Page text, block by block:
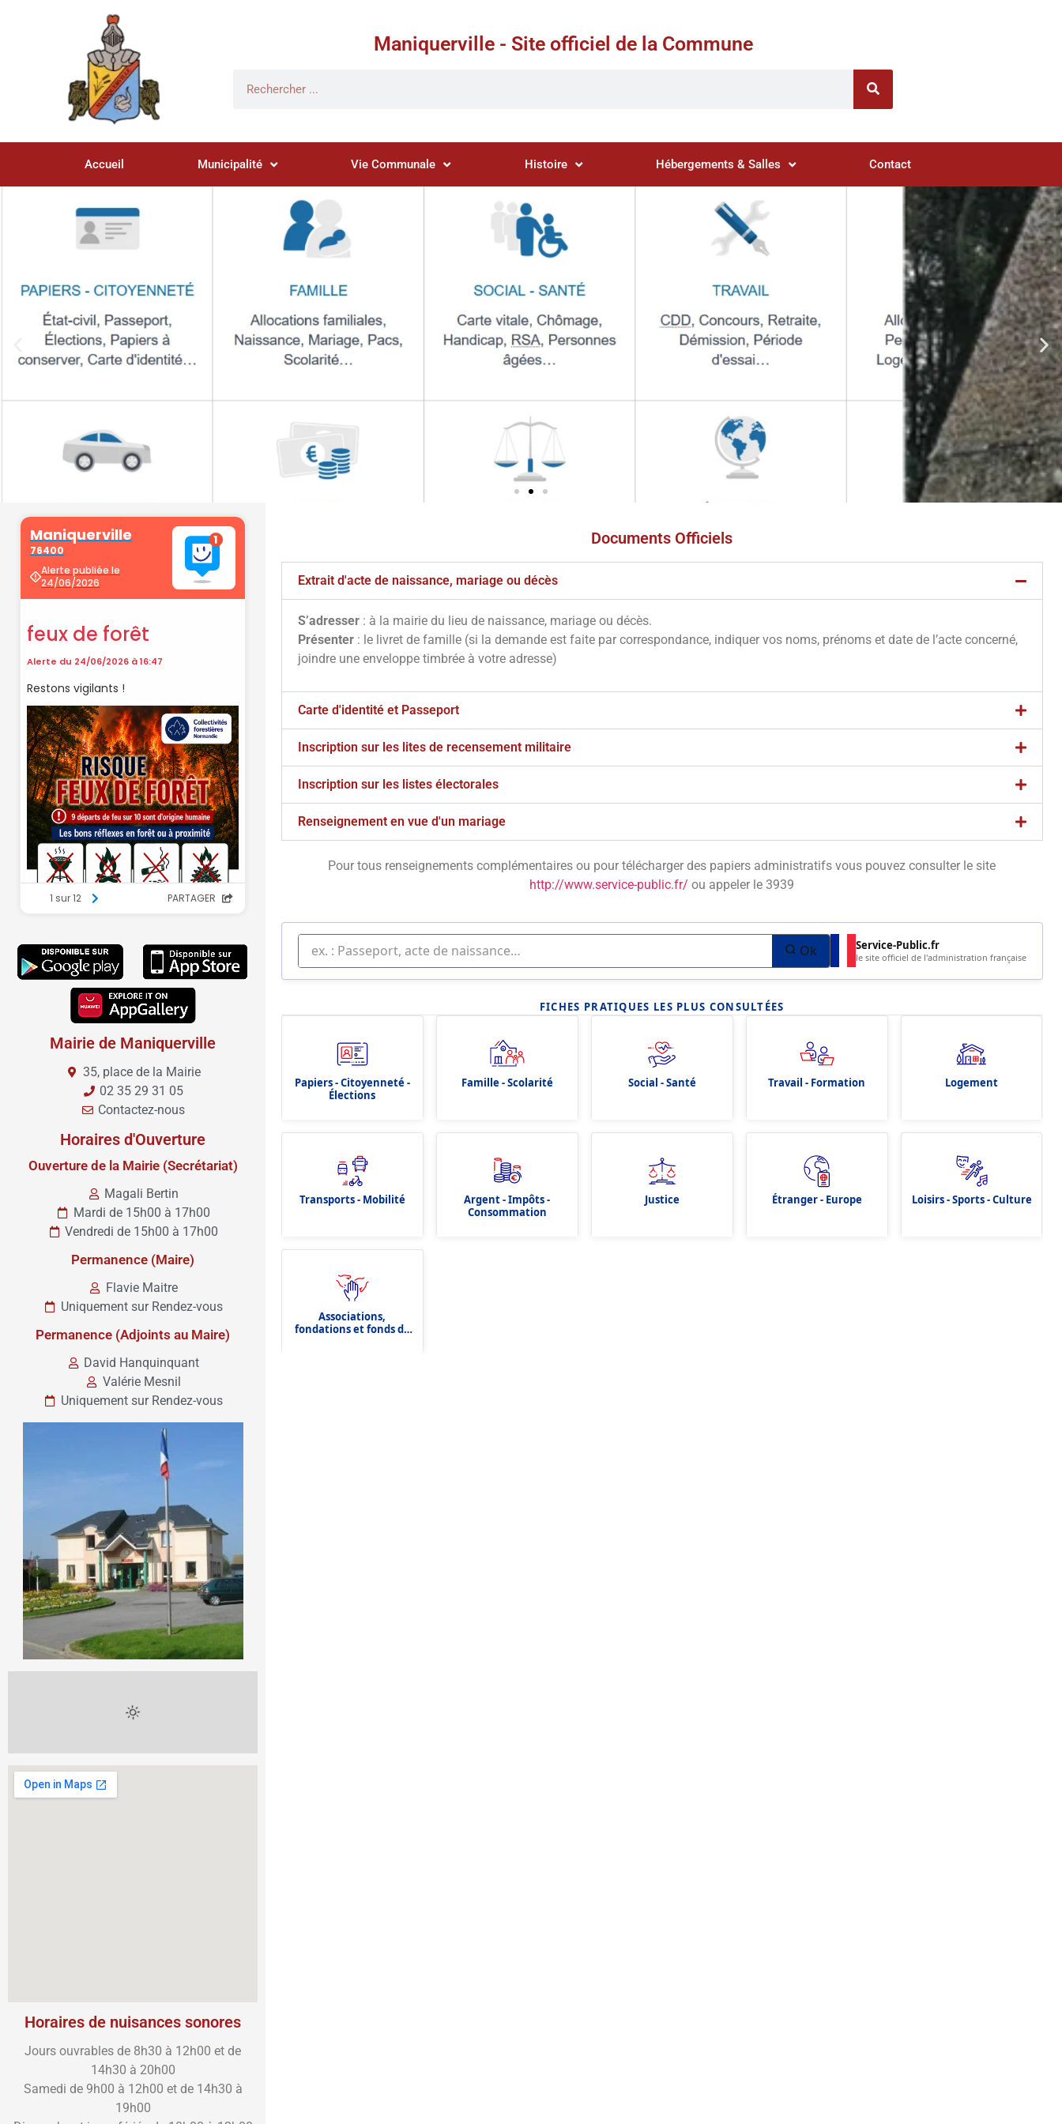
Maniquerville - Site officiel de la Commune
Accueil Municipalité Vie Communale Histoire Hébergements & Salles Contact
Démarches
administratives
Faîtes vos démarches en ligne sur notre site en
cliquant sur le bouton ci-dessous
Mairie de Maniquerville
35, place de la Mairie
02 35 29 31 05
Contactez-nous
Horaires d'Ouverture
Ouverture de la Mairie (Secrétariat)
Magali Bertin
Mardi de 15h00 à 17h00
Vendredi de 15h00 à 17h00
Permanence (Maire)
Flavie Maitre
Uniquement sur Rendez-vous
Permanence (Adjoints au Maire)
David Hanquinquant
Valérie Mesnil
Uniquement sur Rendez-vous
Horaires de nuisances sonores
Jours ouvrables de 8h30 à 12h00 et de
14h30 à 20h00
Samedi de 9h00 à 12h00 et de 14h30 à
19h00
Documents Officiels
Extrait d'acte de naissance, mariage ou décès
S’adresser : à la mairie du lieu de naissance, mariage ou décès.
Présenter : le livret de famille (si la demande est faite par correspondance, indiquer vos noms, prénoms et date de l’acte concerné,
joindre une enveloppe timbrée à votre adresse)
Carte d'identité et Passeport
Inscription sur les lites de recensement militaire
Inscription sur les listes électorales
Renseignement en vue d'un mariage
Pour tous renseignements complémentaires ou pour télécharger des papiers administratifs vous pouvez consulter le site
http://www.service-public.fr/ ou appeler le 3939
Ok Service-Public.fr
le site officiel de l'administration française
FICHES PRATIQUES LES PLUS CONSULTÉES
Papiers - Citoyenneté -
Élections
Famille - Scolarité Social - Santé Travail - Formation Logement
Transports - Mobilité
Argent - Impôts -
Consommation
Justice Étranger - Europe Loisirs - Sports - Culture
Associations,
fondations et fonds de